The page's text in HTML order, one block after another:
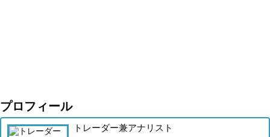
プロフィール
トレーダー兼アナリスト